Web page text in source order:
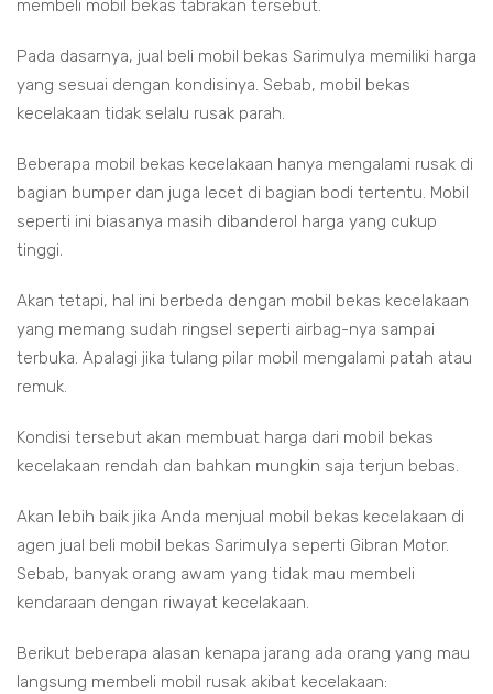
membeli mobil bekas tabrakan tersebut.
Pada dasarnya, jual beli mobil bekas Sarimulya memiliki harga
yang sesuai dengan kondisinya. Sebab, mobil bekas
kecelakaan tidak selalu rusak parah.
Beberapa mobil bekas kecelakaan hanya mengalami rusak di
bagian bumper dan juga lecet di bagian bodi tertentu. Mobil
seperti ini biasanya masih dibanderol harga yang cukup
tinggi.
Akan tetapi, hal ini berbeda dengan mobil bekas kecelakaan
yang memang sudah ringsel seperti airbag-nya sampai
terbuka. Apalagi jika tulang pilar mobil mengalami patah atau
remuk.
Kondisi tersebut akan membuat harga dari mobil bekas
kecelakaan rendah dan bahkan mungkin saja terjun bebas.
Akan lebih baik jika Anda menjual mobil bekas kecelakaan di
agen jual beli mobil bekas Sarimulya seperti Gibran Motor.
Sebab, banyak orang awam yang tidak mau membeli
kendaraan dengan riwayat kecelakaan.
Berikut beberapa alasan kenapa jarang ada orang yang mau
langsung membeli mobil rusak akibat kecelakaan: